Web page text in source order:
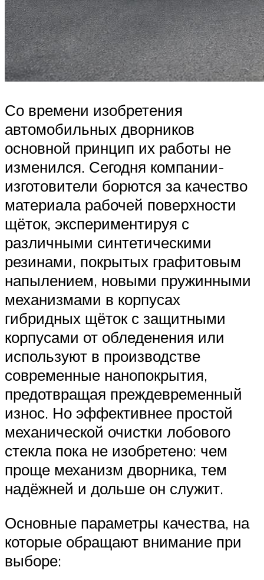
Со времени изобретения
автомобильных дворников
основной принцип их работы не
изменился. Сегодня компании-
изготовители борются за качество
материала рабочей поверхности
щёток, экспериментируя с
различными синтетическими
резинами, покрытых графитовым
напылением, новыми пружинными
механизмами в корпусах
гибридных щёток с защитными
корпусами от обледенения или
используют в производстве
современные нанопокрытия,
предотвращая преждевременный
износ. Но эффективнее простой
механической очистки лобового
стекла пока не изобретено: чем
проще механизм дворника, тем
надёжней и дольше он служит.
Основные параметры качества, на
которые обращают внимание при
выборе: